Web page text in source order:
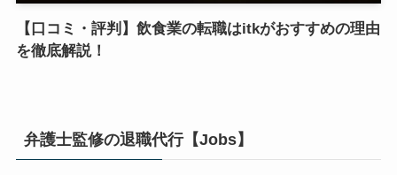
【口コミ・評判】飲食業の転職はitkがおすすめの理由
を徹底解説！
弁護士監修の退職代行【Jobs】